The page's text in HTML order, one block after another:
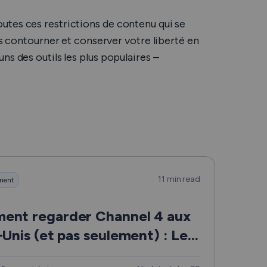
ces restrictions de contenu qui se
contourner et conserver votre liberté en
des outils les plus populaires –
11 min read
regarder Channel 4 aux
(et pas seulement) : Le